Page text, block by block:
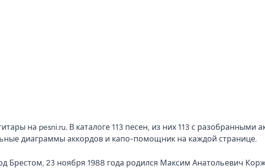
на pesni.ru. В каталоге 113 песен, из них 113 с разобранными
диаграммы аккордов и капо-помощник на каждой странице.
Брестом, 23 ноября 1988 года родился Максим Анатольевич